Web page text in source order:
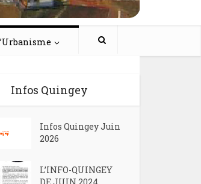
Infos Quingey
Infos Quingey Juin
2026
L’INFO-QUINGEY